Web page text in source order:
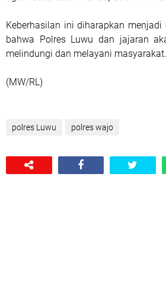
Keberhasilan ini diharapkan
bahwa Polres Luwu dan jajaran
melindungi dan melayani masyarakat.
(MW/RL)
polres Luwu polres wajo